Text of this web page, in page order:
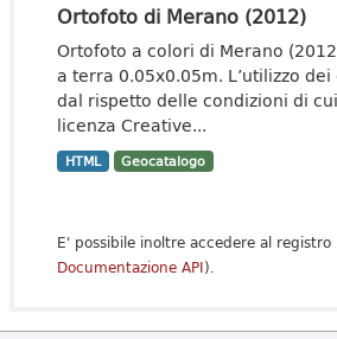
Ortofoto di Merano (2012)
Ortofoto a colori di Merano
a terra 0.05x0.05m. L’utilizzo
dal rispetto delle condizioni di
licenza Creative...
HTML Geocatalogo
E' possibile inoltre accedere al registro
Documentazione API).